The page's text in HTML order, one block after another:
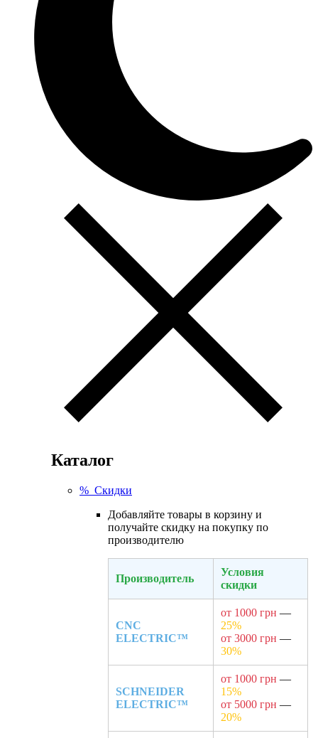
Каталог
% Скидки
Добавляйте товары в корзину и
получайте скидку на покупку по
производителю
Производитель
Условия
скидки
CNC
ELECTRIC™
от 1000 грн —
25%
от 3000 грн —
30%
SCHNEIDER
ELECTRIC™
от 1000 грн —
15%
от 5000 грн —
20%